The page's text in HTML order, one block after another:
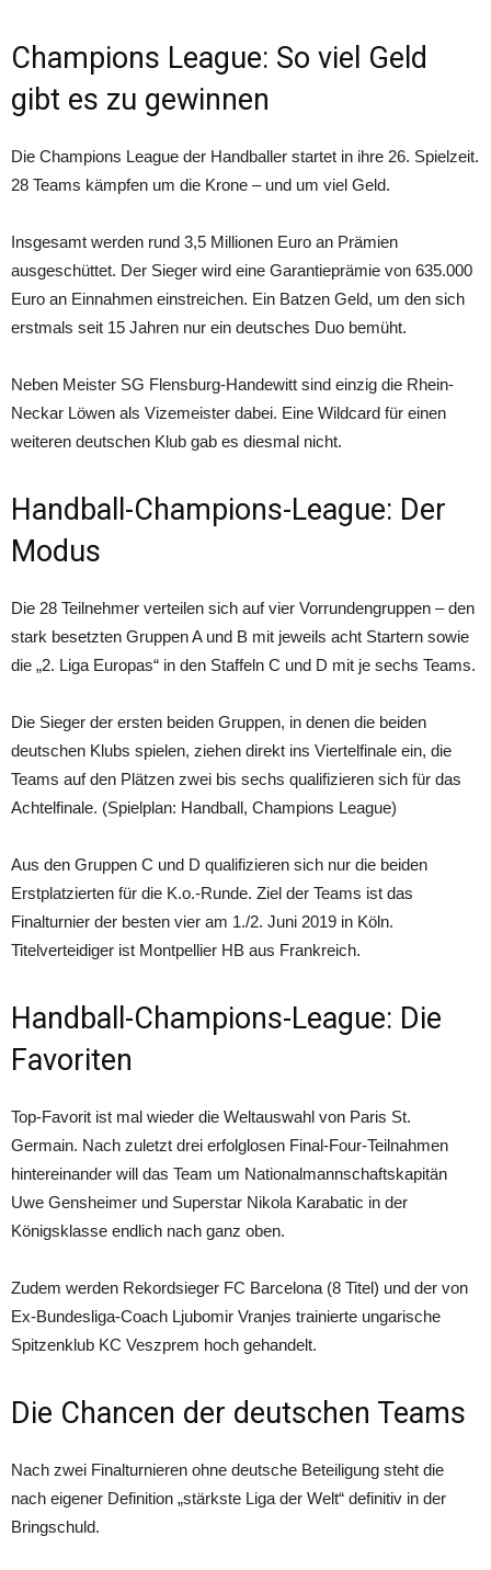
Champions League: So viel Geld
gibt es zu gewinnen
Die Champions League der Handballer startet in ihre 26. Spielzeit.
28 Teams kämpfen um die Krone – und um viel Geld.
Insgesamt werden rund 3,5 Millionen Euro an Prämien
ausgeschüttet. Der Sieger wird eine Garantieprämie von 635.000
Euro an Einnahmen einstreichen. Ein Batzen Geld, um den sich
erstmals seit 15 Jahren nur ein deutsches Duo bemüht.
Neben Meister SG Flensburg-Handewitt sind einzig die Rhein-
Neckar Löwen als Vizemeister dabei. Eine Wildcard für einen
weiteren deutschen Klub gab es diesmal nicht.
Handball-Champions-League: Der
Modus
Die 28 Teilnehmer verteilen sich auf vier Vorrundengruppen – den
stark besetzten Gruppen A und B mit jeweils acht Startern sowie
die „2. Liga Europas“ in den Staffeln C und D mit je sechs Teams.
Die Sieger der ersten beiden Gruppen, in denen die beiden
deutschen Klubs spielen, ziehen direkt ins Viertelfinale ein, die
Teams auf den Plätzen zwei bis sechs qualifizieren sich für das
Achtelfinale. (Spielplan: Handball, Champions League)
Aus den Gruppen C und D qualifizieren sich nur die beiden
Erstplatzierten für die K.o.-Runde. Ziel der Teams ist das
Finalturnier der besten vier am 1./2. Juni 2019 in Köln.
Titelverteidiger ist Montpellier HB aus Frankreich.
Handball-Champions-League: Die
Favoriten
Top-Favorit ist mal wieder die Weltauswahl von Paris St.
Germain. Nach zuletzt drei erfolglosen Final-Four-Teilnahmen
hintereinander will das Team um Nationalmannschaftskapitän
Uwe Gensheimer und Superstar Nikola Karabatic in der
Königsklasse endlich nach ganz oben.
Zudem werden Rekordsieger FC Barcelona (8 Titel) und der von
Ex-Bundesliga-Coach Ljubomir Vranjes trainierte ungarische
Spitzenklub KC Veszprem hoch gehandelt.
Die Chancen der deutschen Teams
Nach zwei Finalturnieren ohne deutsche Beteiligung steht die
nach eigener Definition „stärkste Liga der Welt“ definitiv in der
Bringschuld.